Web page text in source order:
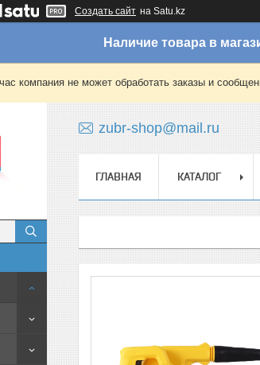
Создать сайт на Satu.kz
Наличие товара в
компания не может обработать заказы и
zubr-shop@mail.ru
ГЛАВНАЯ КАТАЛОГ